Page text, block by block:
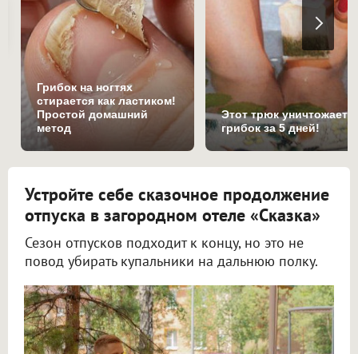
Грибок на ногтях
стирается как ластиком!
Простой домашний
метод
Этот трюк уничтожает
грибок за 5 дней!
Устройте себе сказочное продолжение
отпуска в загородном отеле «Сказка»
Сезон отпусков подходит к концу, но это не
повод убирать купальники на дальнюю полку.